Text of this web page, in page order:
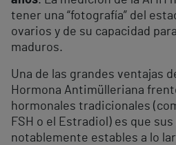
tener una “fotografía” del
ovarios y de su capacidad
maduros.
Una de las grandes ventajas
Hormona Antimülleriana
hormonales tradicionales
FSH o el Estradiol) es que
notablemente estables a lo